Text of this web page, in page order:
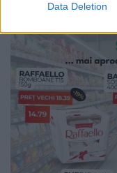
Data Deletion